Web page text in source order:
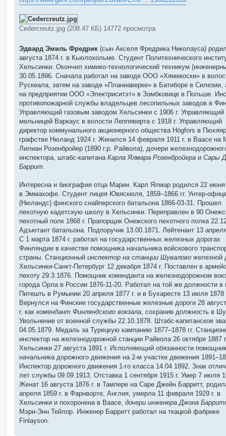
е
и
е
Cedercreutz.jpg (208.47 КБ) 14772 просмотра
Эдвард Эмиль Фредрик (сын Акселя Фредрика Николауса)
августа 1874 г. в Кьюлохольме. Студент Политехнического
Хельсинки. Окончил химико-технологический техникум
30.05.1896. Сначала работал на заводе ООО «Хямекоски» в
Рускеала, затем на заводе «Планиаверке» в Батиборе в Силезии,
на предприятии ООО «Электриситэт» в Зомбковице в Польше.
противопожарной службы владельцев лесопильных заводов в
Управляющий газовым заводом Хельсинки с 1906 г. Управляющий
мельницей Варкаус в волости Леппявирта с 1918 г. Управляющий
директор коммунального акционерного общества Högfors в
графстве Нюланд 1924 г. Женился 14 февраля 1911 г. в Ваасе на
Лилиан Розенбройер (1890 г.р. Райвола), дочери
инспектора, штабс-капитана Карла Ялмара Розенбройера и Сары
Баррит
Интересна и биография отца Марии. Карл Ялмар родился 22 июня
в Эммахофе. Студент лицея Ювяскюля, 1859–1866 гг. Унтер-
(Нюландс) финского снайперского батальона 1866-03-31. Прошел
пехотную кадетскую школу в Хельсинки. Переправлен в 90
пехотный полк 1868 г. Прапорщик Онежского пехотного полка
Адъютант батальона. Подпоручик 13.00.1871. Лейтенант 13
С 1 марта 1874 г. работал на государственных железных дорогах
Финляндии в качестве помощника начальника войскового
страны. Станционный инспектор на станции Шувалово железной
Хельсинки-Санкт-Петербург 12 декабря 1874 г. Поставлен в
пехоту 29.3.1876. Помощник коменданта на железнодорожном
города Орла в России 1876-11-20. Работал на той же должности в
Питешть в Румынии 20 апреля 1877 г. и в Бухаресте 13 июля 1878
Вернулся на Финские государственные железные дороги 28
г. как комендант Финляндского вокзала , сохранив должность в
Увольнение от военной службы 22.10.1878. Штабс-капитанское
04.05.1879. Медаль за Турецкую кампанию 1877–1878 гг.
инспектор на железнодорожной станции Райвола 26 октября 1887
Хельсинки 27 августа 1891 г. Исполняющий обязанности
начальника дорожного движения на 2-м участке движения
Инспектор дорожного движения 1-го класса 14.04.1892. Знак
лет службы 09.09.1913. Отставка 1 сентября 1915 г. Умер 7 июля
Женат 16 августа 1876 г. в Тампере на Саре Джейн Барритт,
апреля 1859 г. в Фарнворте, Англия, умерла 11 февраля 1929 г. в
Хельсинки и похоронена в Ваасе, дочери инженера Джона
Мэри-Энн Тейлор. Инженер Барритт работал на ткацкой фабрике
Finlayson.